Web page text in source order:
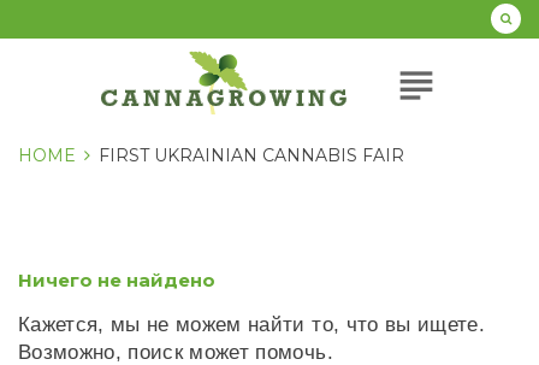
к
subject
HOME FIRST UKRAINIAN CANNABIS FAIR
Ничего не найдено
Кажется, мы не можем найти то, что вы ищете.
Возможно, поиск может помочь.